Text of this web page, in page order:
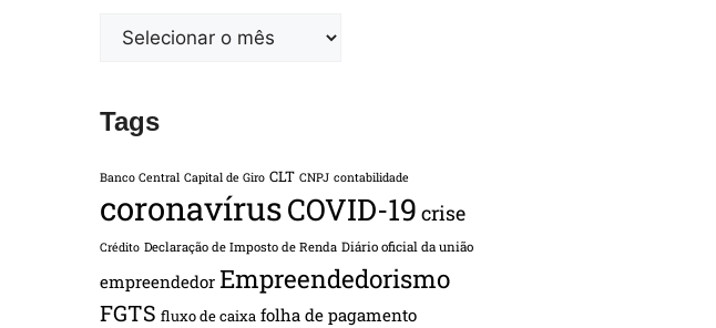
Tags
Banco Central Capital de Giro CLT CNPJ contabilidade
coronavírusCOVID-19 crise
Crédito Declaração de Imposto de Renda Diário oficial da união
empreendedor Empreendedorismo
FGTS fluxo de caixa folha de pagamento